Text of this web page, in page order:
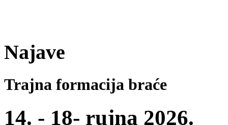
Najave
Trajna formacija braće
14. - 18- rujna 2026.